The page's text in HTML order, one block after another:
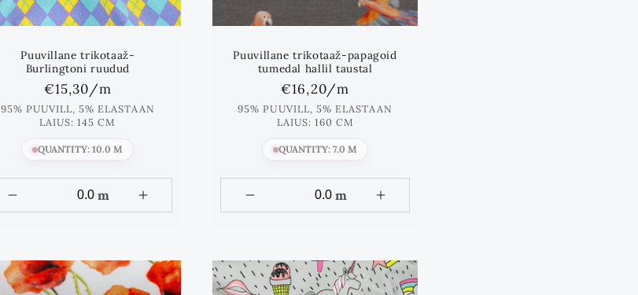
Puuvillane trikotaaž-
Burlingtoni ruudud
Standards
hind
€15,30/m
95% PUUVILL, 5% ELASTAAN
LAIUS: 145 CM
QUANTITY: 10.0 M
m
Puuvillane trikotaaž-papagoid
tumedal hallil taustal
Standards
hind
€16,20/m
95% PUUVILL, 5% ELASTAAN
LAIUS: 160 CM
QUANTITY: 7.0 M
m